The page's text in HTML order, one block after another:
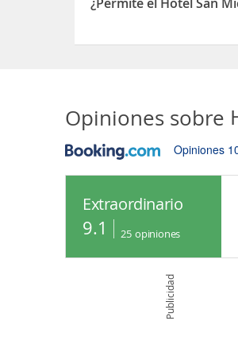
Opiniones sobre
Opiniones
Extraordinario
9.1 25 opiniones
Publicidad